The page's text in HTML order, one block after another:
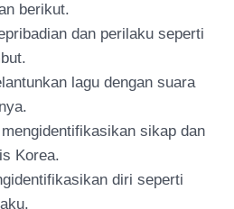
berikut.
dan perilaku seperti
lagu dengan suara
sikap dan
Korea.
diri seperti